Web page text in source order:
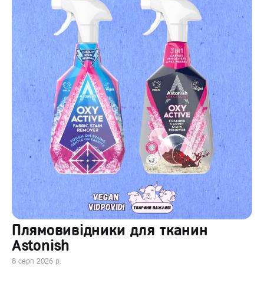
Плямовивідники для тканин
Astonish
8 серп 2026 р.